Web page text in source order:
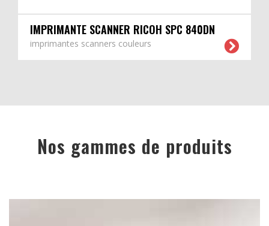
IMPRIMANTE SCANNER RICOH SPC 840DN
imprimantes scanners couleurs
Nos gammes de produits